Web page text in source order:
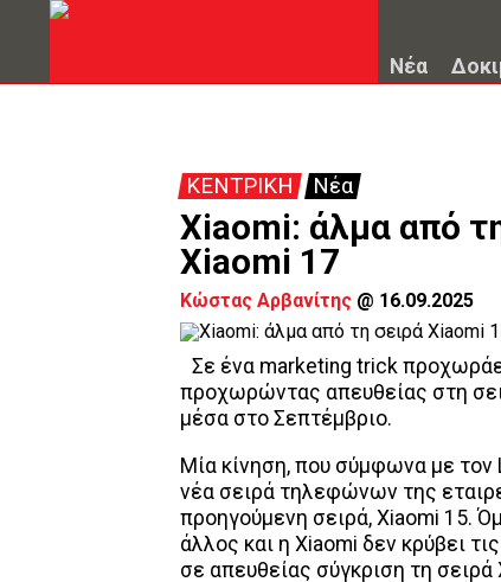
Νέα
ΚΕΝΤΡΙΚΗ Νέα
Xiaomi: άλμα από
Xiaomi 17
Κώστας Αρβανίτης @ 16.09.2025
Σε ένα marketing trick
προχωρώντας απευθείας στη
μέσα στο Σεπτέμβριο.
Μία κίνηση, που σύμφωνα με τον
νέα σειρά τηλεφώνων της
προηγούμενη σειρά, Xiaomi 15.
άλλος και η Xiaomi δεν κρύβει
σε απευθείας σύγκριση τη